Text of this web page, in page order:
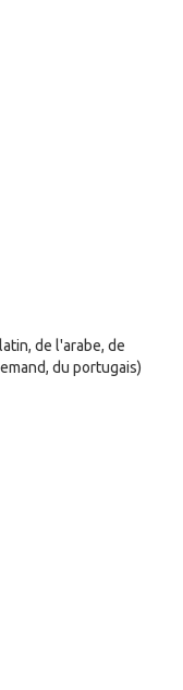
de l'arabe, de
du portugais)